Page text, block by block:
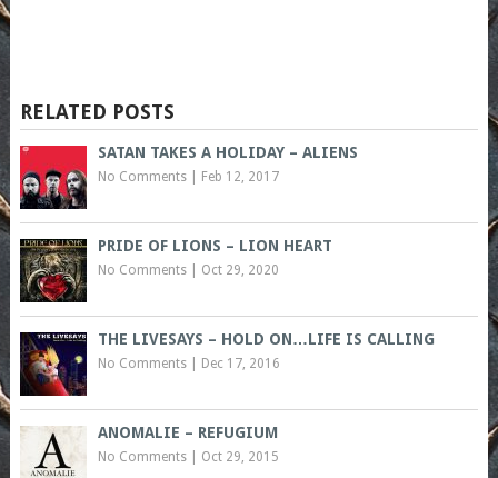
RELATED POSTS
SATAN TAKES A HOLIDAY – ALIENS
No Comments| Feb 12, 2017
PRIDE OF LIONS – LION HEART
No Comments| Oct 29, 2020
THE LIVESAYS – HOLD ON…LIFE IS CALLING
No Comments| Dec 17, 2016
ANOMALIE – REFUGIUM
No Comments| Oct 29, 2015